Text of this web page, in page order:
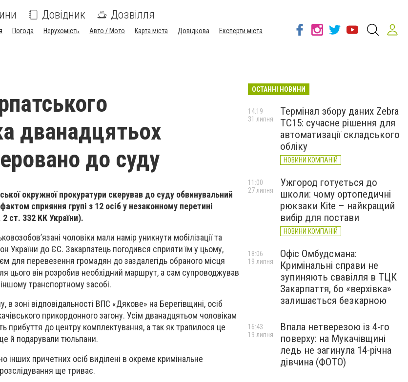
Довідник Дозвілля
Погода Нерухомість Авто / Мото Карта міста Довідкова
Експерти міста
дванадцятьох
до суду
окружної прокуратури скерував до суду обвинувальний
сприяння групі з 12 осіб у незаконному перетині
ст. 332 КК України).
чоловіки мали намір уникнути мобілізації та
України до ЄС. Закарпатець погодився сприяти їм у цьому,
для перевезення громадян до заздалегідь обраного місця
цього він розробив необхідний маршрут, а сам супроводжував
транспортному засобі.
в зоні відповідальності ВПС «Дякове» на Берегівщині, осіб
прикордонного загону. Усім дванадцятьом чоловікам
прибуття до центру комплектування, а так як трапилося це
й подарували тюльпани.
інших причетних осіб виділені в окреме кримінальне
ще триває.
ОСТАННІ НОВИНИ
Термінал збору даних Zebra
TC15: сучасне рішення для
автоматизації складського
обліку
НОВИНИ КОМПАНІЙ
14:19
31 липня
Ужгород готується до
школи: чому ортопедичні
рюкзаки Kite – найкращий
вибір для постави
НОВИНИ КОМПАНІЙ
11:00
27 липня
Офіс Омбудсмана:
Кримінальні справи не
зупиняють свавілля в ТЦК
Закарпаття, бо «верхівка»
залишається безкарною
18:06
19 липня
Впала нетверезою із 4-го
поверху: на Мукачівщині
ледь не загинула 14-річна
дівчина (ФОТО)
16:43
19 липня